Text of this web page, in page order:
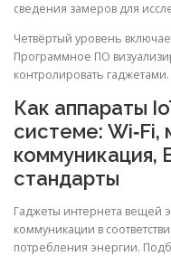
сведения замеров для
Четвёртый уровень
Программное ПО
контролировать гаджетами.
Как аппараты
системе: Wi‑Fi,
коммуникация,
стандарты
Гаджеты интернета вещей
коммуникации в
потребления энергии.